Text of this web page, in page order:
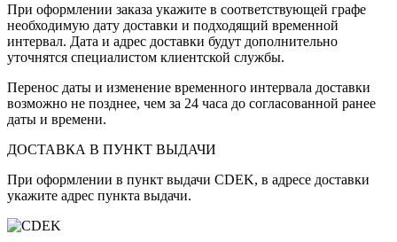
При оформлении заказа укажите в соответствующей графе
необходимую дату доставки и подходящий временной
интервал. Дата и адрес доставки будут дополнительно
уточнятся специалистом клиентской службы.
Перенос даты и изменение временного интервала доставки
возможно не позднее, чем за 24 часа до согласованной ранее
даты и времени.
ДОСТАВКА В ПУНКТ ВЫДАЧИ
При оформлении в пункт выдачи CDEK, в адресе доставки
укажите адрес пункта выдачи.